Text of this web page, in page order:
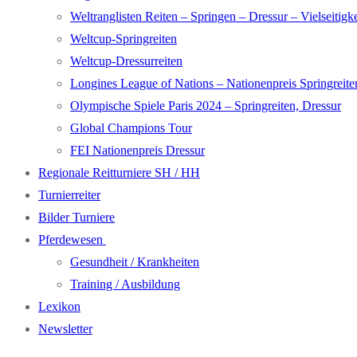
Weltranglisten Reiten – Springen – Dressur –
Weltcup-Springreiten
Weltcup-Dressurreiten
Longines League of Nations – Nationenpreis
Olympische Spiele Paris 2024 – Springreiten, Dressur
Global Champions Tour
FEI Nationenpreis Dressur
Regionale Reitturniere SH / HH
Turnierreiter
Bilder Turniere
Pferdewesen
Gesundheit / Krankheiten
Training / Ausbildung
Lexikon
Newsletter